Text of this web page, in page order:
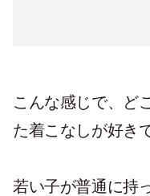
こんな感じで、ど
た着こなしが好き
若い子が普通に持